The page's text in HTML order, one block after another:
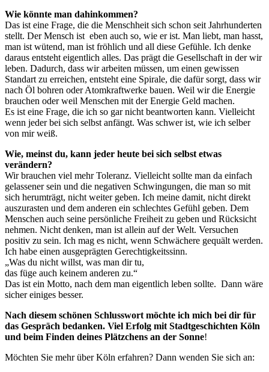
Wie könnte man dahinkommen?
Das ist eine Frage, die die Menschheit sich schon seit Jahrhunderten
stellt. Der Mensch ist eben auch so, wie er ist. Man liebt, man hasst,
man ist wütend, man ist fröhlich und all diese Gefühle. Ich denke
daraus entsteht eigentlich alles. Das prägt die Gesellschaft in der wir
leben. Dadurch, dass wir arbeiten müssen, um einen gewissen
Standart zu erreichen, entsteht eine Spirale, die dafür sorgt, dass wir
nach Öl bohren oder Atomkraftwerke bauen. Weil wir die Energie
brauchen oder weil Menschen mit der Energie Geld machen.
Es ist eine Frage, die ich so gar nicht beantworten kann. Vielleicht
wenn jeder bei sich selbst anfängt. Was schwer ist, wie ich selber
von mir weiß.
Wie, meinst du, kann jeder heute bei sich selbst etwas
verändern?
Wir brauchen viel mehr Toleranz. Vielleicht sollte man da einfach
gelassener sein und die negativen Schwingungen, die man so mit
sich herumträgt, nicht weiter geben. Ich meine damit, nicht direkt
auszurasten und dem anderen ein schlechtes Gefühl geben. Dem
Menschen auch seine persönliche Freiheit zu geben und Rücksicht
nehmen. Nicht denken, man ist allein auf der Welt. Versuchen
positiv zu sein. Ich mag es nicht, wenn Schwächere gequält werden.
Ich habe einen ausgeprägten Gerechtigkeitssinn.
„Was du nicht willst, was man dir tu,
das füge auch keinem anderen zu.“
Das ist ein Motto, nach dem man eigentlich leben sollte. Dann wäre
sicher einiges besser.
Nach diesem schönen Schlusswort möchte ich mich bei dir für
das Gespräch bedanken. Viel Erfolg mit Stadtgeschichten Köln
und beim Finden deines Plätzchens an der Sonne!
Möchten Sie mehr über Köln erfahren? Dann wenden Sie sich an: